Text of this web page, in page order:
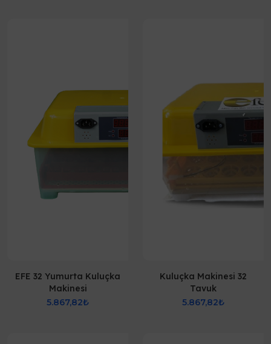
EFE 32 Yumurta Kuluçka
Makinesi
5.867,82₺
Kuluçka Makinesi 32
Tavuk
5.867,82₺